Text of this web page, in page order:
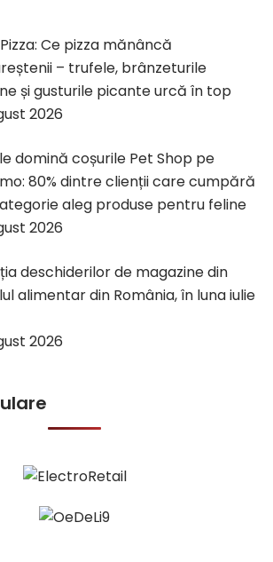
Ce pizza mănâncă
– trufele, brânzeturile
și gusturile picante urcă în top
2026
domină coșurile Pet Shop pe
80% dintre clienții care cumpără
aleg produse pentru feline
2026
deschiderilor de magazine din
alimentar din România, în luna iulie
2026